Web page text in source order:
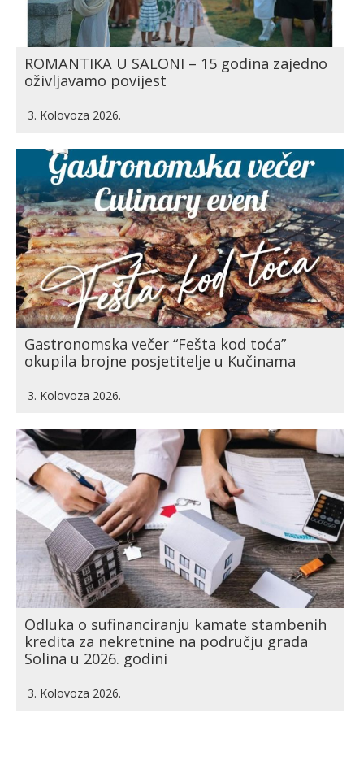
ROMANTIKA U SALONI – 15 godina zajedno
oživljavamo povijest
3. Kolovoza 2026.
Gastronomska večer “Fešta kod toća”
okupila brojne posjetitelje u Kučinama
3. Kolovoza 2026.
Odluka o sufinanciranju kamate stambenih
kredita za nekretnine na području grada
Solina u 2026. godini
3. Kolovoza 2026.